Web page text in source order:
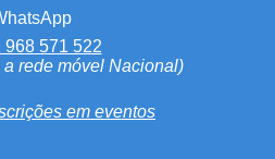
968 571 522
rede móvel Nacional)
em eventos